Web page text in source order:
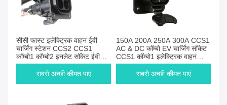
सीसी फास्ट इलेक्ट्रिक वाहन ईवी
चार्जिंग स्टेशन CCS2 CCS1
कॉम्बो1 कॉम्बो2 इनलेट सॉकेट ईवी
कनेक्टर CCS2 ईवी चार्जिंग सॉकेट
सबसे अच्छी कीमत पाएं
150A 200A 250A 300A CCS1
AC & DC कॉम्बो EV चार्जिंग सॉकेट
CCS1 कॉम्बो1 इलेक्ट्रिक वाहन
फास्ट चार्जिंग कनेक्टर इनलेट
सबसे अच्छी कीमत पाएं